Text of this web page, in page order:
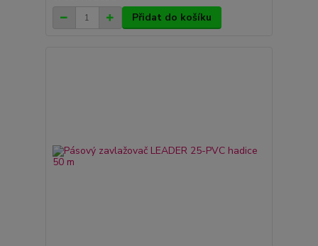
Přidat do košíku